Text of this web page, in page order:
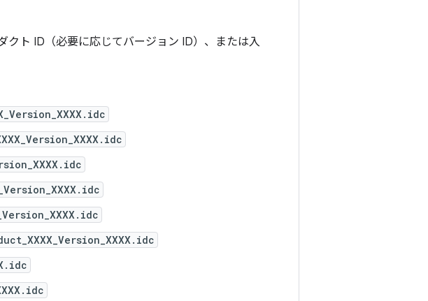
クト ID（必要に応じてバージョン ID）、または入